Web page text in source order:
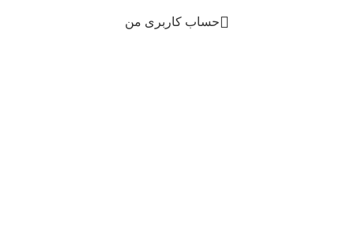
حساب کاربری من